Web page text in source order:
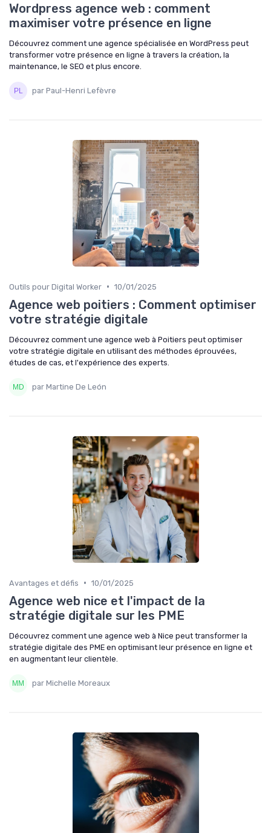
Wordpress agence web : comment
maximiser votre présence en ligne
Découvrez comment une agence spécialisée en WordPress peut
transformer votre présence en ligne à travers la création, la
maintenance, le SEO et plus encore.
par Paul-Henri Lefèvre
Outils pour Digital Worker • 10/01/2025
Agence web poitiers : Comment optimiser
votre stratégie digitale
Découvrez comment une agence web à Poitiers peut optimiser
votre stratégie digitale en utilisant des méthodes éprouvées,
études de cas, et l'expérience des experts.
par Martine De León
Avantages et défis • 10/01/2025
Agence web nice et l'impact de la
stratégie digitale sur les PME
Découvrez comment une agence web à Nice peut transformer la
stratégie digitale des PME en optimisant leur présence en ligne et
en augmentant leur clientèle.
par Michelle Moreaux